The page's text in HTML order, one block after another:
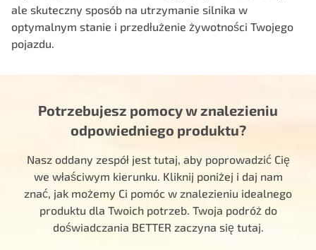
ale skuteczny sposób na utrzymanie silnika w
optymalnym stanie i przedłużenie żywotności Twojego
pojazdu.
Potrzebujesz pomocy w znalezieniu
odpowiedniego produktu?
Nasz oddany zespół jest tutaj, aby poprowadzić Cię
we właściwym kierunku. Kliknij poniżej i daj nam
znać, jak możemy Ci pomóc w znalezieniu idealnego
produktu dla Twoich potrzeb. Twoja podróż do
doświadczania BETTER zaczyna się tutaj.